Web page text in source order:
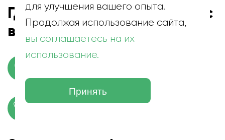
Где находится скупка волос
в Унече
для улучшения вашего опыта.
Продолжая использование сайта,
вы соглашаетесь на их
использование.
Принять